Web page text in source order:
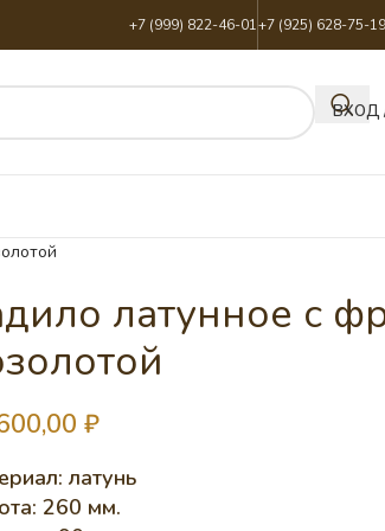
+7 (999) 822-46-01+7 (925) 628-75-19
ВХОД
латунное с
₽
латунь
260 мм.